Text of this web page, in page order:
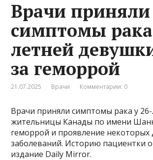
Врачи приняли
симптомы
летней
за геморрой
21.07.2025 Врачи Комментарии: 0
Врачи приняли симптомы рака у
жительницы Канады по имени
геморрой и проявление некоторых
заболеваний. Историю пациентки
издание Daily Mirror.